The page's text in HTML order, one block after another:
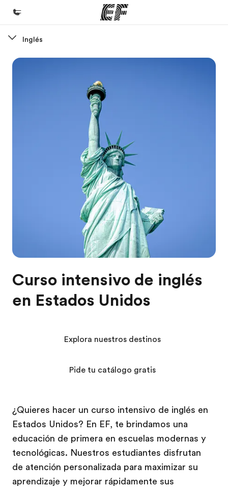
Bienvenido a EF
Inglés
Curso intensivo de inglés
en Estados Unidos
¿Quieres hacer un curso intensivo de inglés en
Estados Unidos? En EF, te brindamos una
educación de primera en escuelas modernas y
tecnológicas. Nuestros estudiantes disfrutan
de atención personalizada para maximizar su
aprendizaje y mejorar rápidamente sus
Explora nuestros destinos
Pide tu catálogo gratis